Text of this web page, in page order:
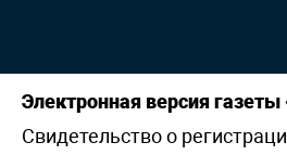
Электронная версия газеты
Свидетельство о